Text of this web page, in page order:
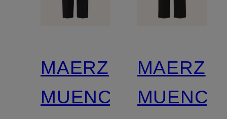
MAERZ
MUENCHEN
MAERZ